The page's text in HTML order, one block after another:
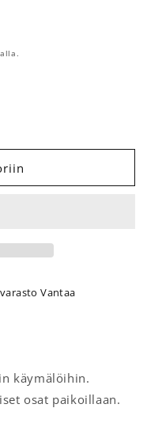
määrää
Vantaa
käymälöihin.
osat paikoillaan.